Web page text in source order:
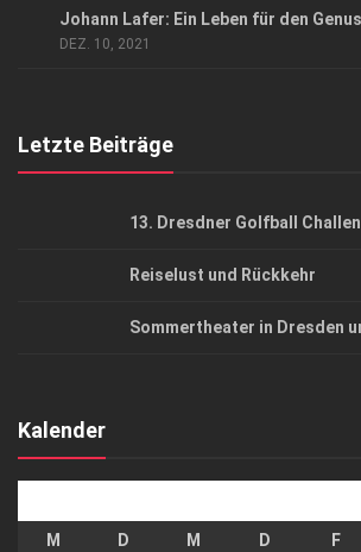
Johann Lafer: Ein Leben für den
DEZ. 10, 2021
Letzte Beiträge
13. Dresdner Golfball
Reiselust und Rückkehr
Sommertheater in Dresden
Kalender
M D M D F